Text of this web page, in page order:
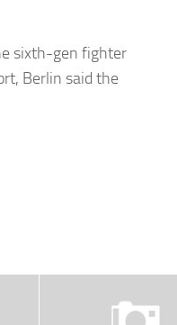
sixth-gen fighter
Berlin said the